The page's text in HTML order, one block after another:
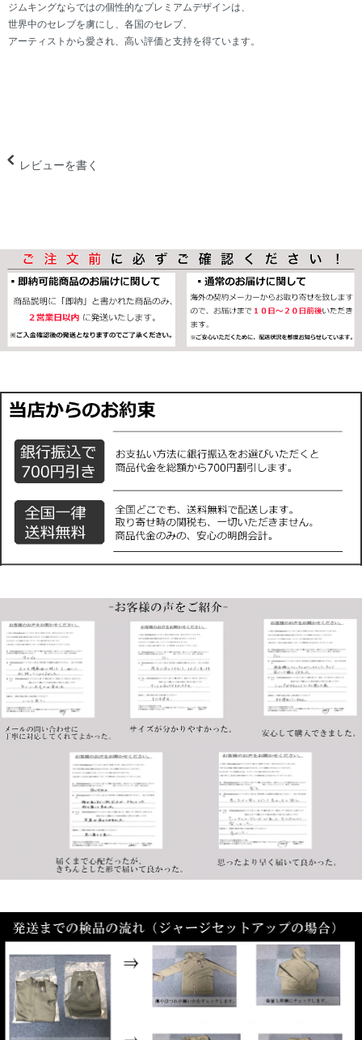
ジムキングならではの個性的なプレミアムデザインは、
世界中のセレブを虜にし、各国のセレブ、
アーティストから愛され、高い評価と支持を得ています。
レビューを書く